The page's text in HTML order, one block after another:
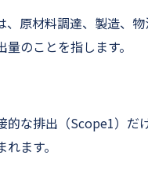
原材料調達、製造、
のことを指します。
な排出（Scope1）だ
ます。